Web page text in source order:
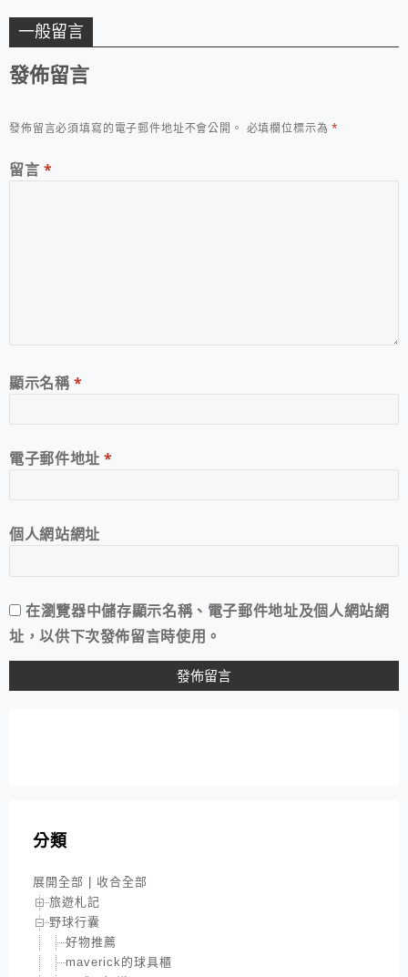
一般留言
發佈留言
發佈留言必須填寫的電子郵件地址不會公開。 必填欄位標示為*
留言 *
顯示名稱*
電子郵件地址*
個人網站網址
在瀏覽器中儲存顯示名稱、電子郵件地址及個人網站網
址，以供下次發佈留言時使用。
分類
展開全部
收合全部
旅遊札記
野球行囊
好物推薦
maverick的球具櫃